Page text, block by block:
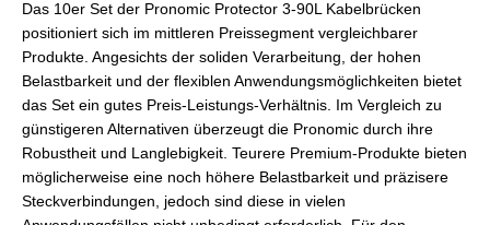
Das 10er Set der Pronomic Protector 3-90L Kabelbrücken
positioniert sich im mittleren Preissegment vergleichbarer
Produkte. Angesichts der soliden Verarbeitung, der hohen
Belastbarkeit und der flexiblen Anwendungsmöglichkeiten bietet
das Set ein gutes Preis-Leistungs-Verhältnis. Im Vergleich zu
günstigeren Alternativen überzeugt die Pronomic durch ihre
Robustheit und Langlebigkeit. Teurere Premium-Produkte bieten
möglicherweise eine noch höhere Belastbarkeit und präzisere
Steckverbindungen, jedoch sind diese in vielen